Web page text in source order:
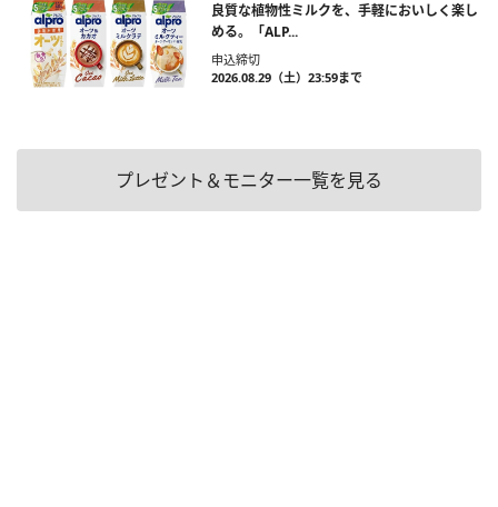
良質な植物性ミルクを、手軽においしく楽し
める。「ALP...
申込締切
2026.08.29（土）23:59まで
プレゼント＆モニター一覧を見る